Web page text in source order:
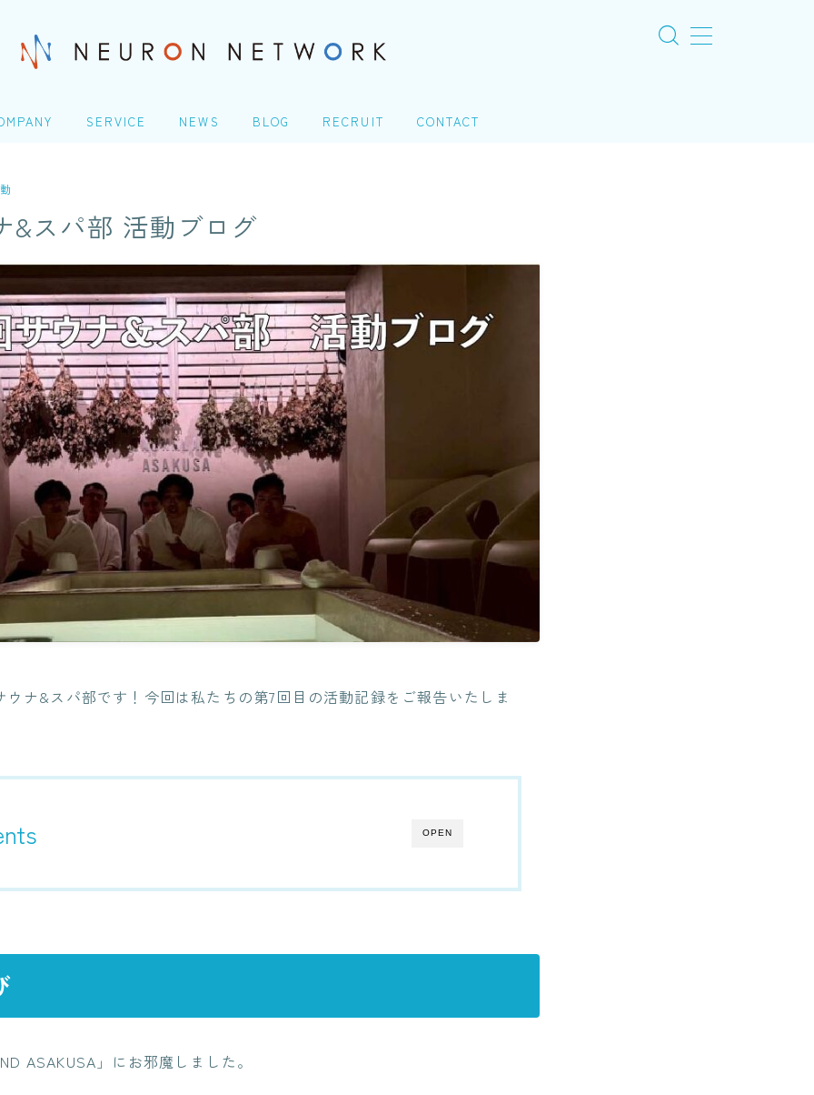
の成長シナリオ、キャ
SERVICE
生命保険・損害保険シス
テム開発​
クレジットカード業務シ
Microsoft 製品導入サー
ビス​
Webアプリケーション開
発​
PLMシステム開発
コンサルティングサービス
人事給与ERP導入支援コ
ンサルティング
Microsoft365 導入・運
用支援サービス
NEWS BLOG RECRUIT CONTACT
COMPANY
会社概要
＠Homeday
個人の成長シナリオ、キャリアパス
SERVICE
ITエンジニアリングサービス(SES)
生命保険・損害保険システム開
クレジットカード業務システム
開発
Microsoft 製品導入サービス​
Webアプリケーション開発​
PLMシステム開発
Microsoft365 導入・運用支援サ
DX物流 AGF・AMR
BLOG
&スパ部 活動ブログ
ウナ&スパ部です！今回は私たちの第7回目の活動記録をご報告いたしま
OPEN
ASAKUSA」にお邪魔しました。